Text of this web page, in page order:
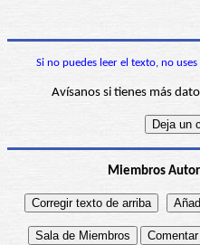
Si no puedes leer el texto, no
Avísanos si tienes más
Miembros